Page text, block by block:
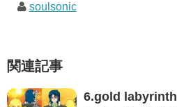
soulsonic
関連記事
6.gold labyrinth